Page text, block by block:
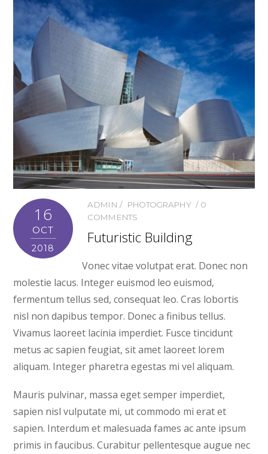
16
OCT
2018
ADMIN PHOTOGRAPHY
0
COMMENTS
Futuristic Building
Vonec vitae volutpat erat. Donec non
molestie lacus. Integer euismod leo euismod,
fermentum tellus sed, consequat leo. Cras lobortis
nisl non dapibus tempor. Donec a finibus tellus.
Vivamus laoreet lacinia imperdiet. Fusce tincidunt
metus ac sapien feugiat, sit amet laoreet lorem
aliquam. Integer pharetra egestas mi vel aliquam.
Mauris pulvinar, massa eget semper imperdiet,
sapien nisl vulputate mi, ut commodo mi erat et
sapien. Interdum et malesuada fames ac ante ipsum
primis in faucibus. Curabitur pellentesque augue nec